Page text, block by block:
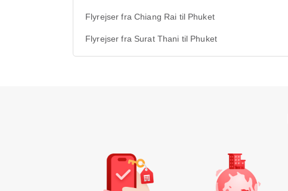
Flyrejser fra Chiang Rai til Phuket
Flyrejser fra Surat Thani til Phuket